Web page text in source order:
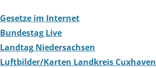
Gesetze im Internet
Bundestag Live
Landtag Niedersachsen
Luftbilder/Karten Landkreis Cuxhaven